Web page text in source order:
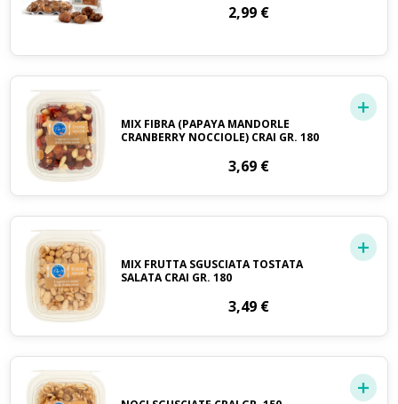
2,99 €
MIX FIBRA (PAPAYA MANDORLE
CRANBERRY NOCCIOLE) CRAI GR. 180
3,69 €
MIX FRUTTA SGUSCIATA TOSTATA
SALATA CRAI GR. 180
3,49 €